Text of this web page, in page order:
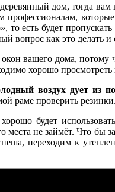
дом, тогда вам
профессионалам,
то есть будет
вопрос как это делать и
вашего дома, потому
хорошо
воздух дует из
раме проверить
хорошо будет
места не займёт. Что бы
переходим к